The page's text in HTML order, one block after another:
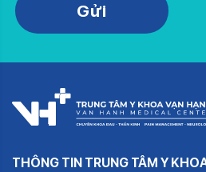
THÔNG TIN TRUNG TÂM Y
Gửi